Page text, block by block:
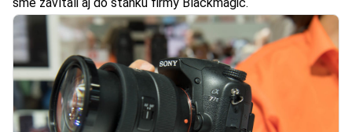
sme zavítali aj do stánku firmy Blackmagic.